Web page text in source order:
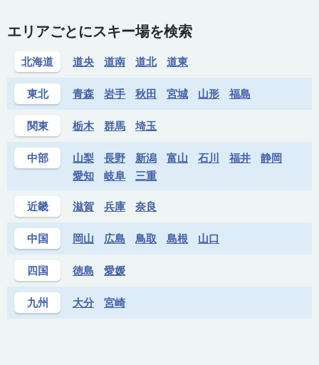
エリアごとにスキー場を検索
北海道 道央 道南 道北 道東
東北 青森 岩手 秋田 宮城 山形 福島
関東 栃木 群馬 埼玉
中部 山梨 長野 新潟 富山 石川 福井
静岡
愛知
岐阜 三重
近畿 滋賀 兵庫 奈良
中国 岡山 広島 鳥取 島根 山口
四国 徳島 愛媛
九州 大分 宮崎